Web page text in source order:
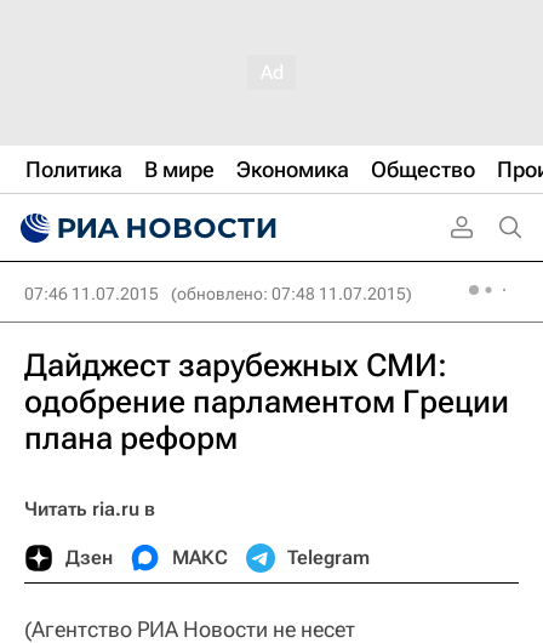
Политика В мире Экономика Общество
07:46 11.07.2015 (обновлено: 07:48 11.07.2015)
Дайджест зарубежных СМИ:
одобрение парламентом Греции
плана реформ
Читать ria.ru в
Дзен МАКС Telegram
(Агентство РИА Новости не несет